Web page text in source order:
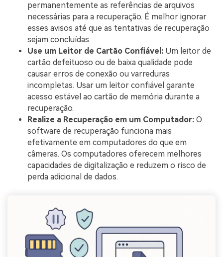
permanentemente as referências de arquivos
necessárias para a recuperação. É melhor ignorar
esses avisos até que as tentativas de recuperação
sejam concluídas.
Use um Leitor de Cartão Confiável: Um leitor de
cartão defeituoso ou de baixa qualidade pode
causar erros de conexão ou varreduras
incompletas. Usar um leitor confiável garante
acesso estável ao cartão de memória durante a
recuperação.
Realize a Recuperação em um Computador: O
software de recuperação funciona mais
efetivamente em computadores do que em
câmeras. Os computadores oferecem melhores
capacidades de digitalização e reduzem o risco de
perda adicional de dados.